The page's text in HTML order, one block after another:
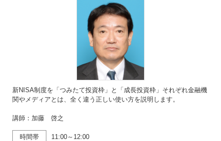
新NISA制度を「つみたて投資枠」と「成長投資枠」それぞれ金融機
関やメディアとは、全く違う正しい使い方を説明します。
講師：加藤 啓之
時間帯 11:00～12:00